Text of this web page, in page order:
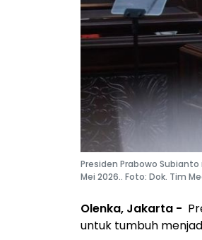
Presiden Prabowo Subianto
Mei 2026.. Foto: Dok. Tim
Olenka, Jakarta -
untuk tumbuh